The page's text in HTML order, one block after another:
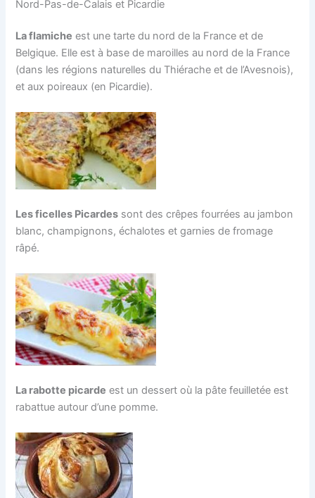
Nord-Pas-de-Calais et Picardie
La flamiche est une tarte du nord de la France et de
Belgique. Elle est à base de maroilles au nord de la France
(dans les régions naturelles du Thiérache et de l’Avesnois),
et aux poireaux (en Picardie).
Les ficelles Picardes sont des crêpes fourrées au jambon
blanc, champignons, échalotes et garnies de fromage
râpé.
La rabotte picarde est un dessert où la pâte feuilletée est
rabattue autour d’une pomme.